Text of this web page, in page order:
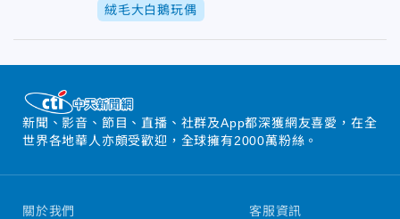
絨毛大白鵝玩偶
新聞、影音、節目、直播、社群及App都深獲網友喜愛，在全
世界各地華人亦頗受歡迎，全球擁有2000萬粉絲。
關於我們 客服資訊